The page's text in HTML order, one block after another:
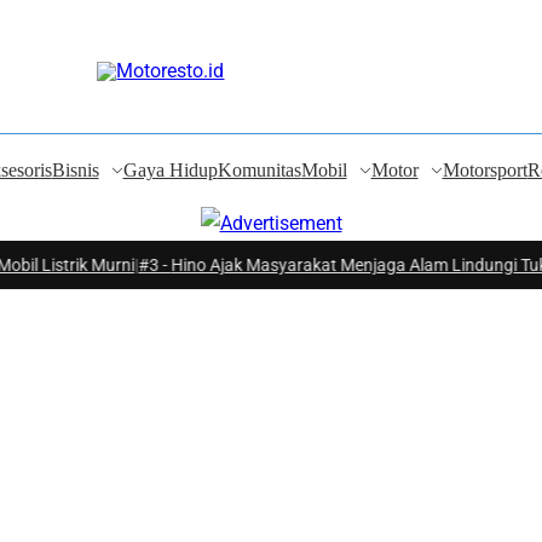
Bisnis Gaya HidupKomunitasMobil Motor Motorsport
Murni|#3 -Hino Ajak Masyarakat Menjaga Alam Lindungi Tukik